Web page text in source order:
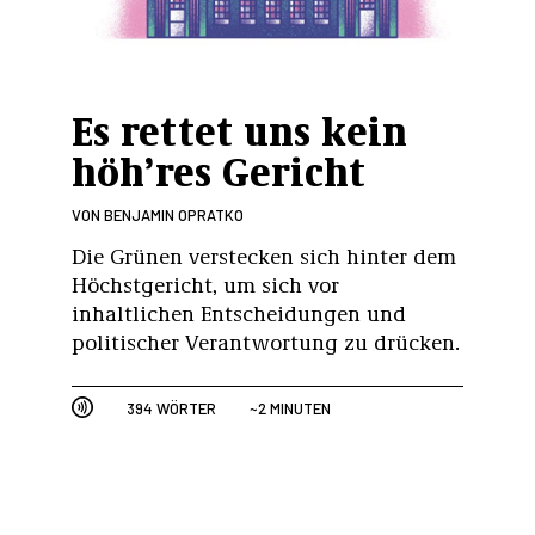
Es rettet uns kein
höh’res Gericht
VON BENJAMIN OPRATKO
Die Grünen verstecken sich hinter dem
Höchstgericht, um sich vor
inhaltlichen Entscheidungen und
politischer Verantwortung zu drücken.
394 WÖRTER ~2 MINUTEN